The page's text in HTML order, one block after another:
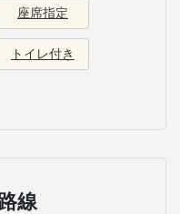
座席指定
トイレ付き
線